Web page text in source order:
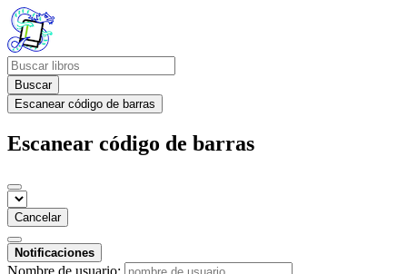
Buscar
Escanear código de barras
Escanear código de barras
Cancelar
Notificaciones
Nombre de usuario: